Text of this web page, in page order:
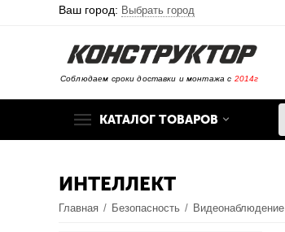
Ваш город: Выбрать город
Соблюдаем сроки доставки и монтажа с 2014г
КАТАЛОГ ТОВАРОВ
ИНТЕЛЛЕКТ
Главная / Безопасность / Видеонаблюдение